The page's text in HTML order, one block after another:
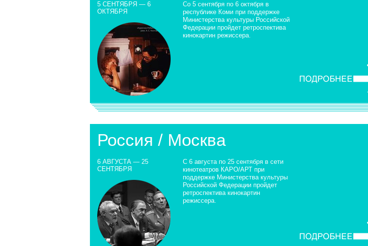
5 СЕНТЯБРЯ — 6
ОКТЯБРЯ
Со 5 сентября по 6 октября в
республике Коми при поддержке
Министерства культуры Российской
Федерации пройдет ретроспектива
кинокартин режиссера.
Россия / Москва
6 АВГУСТА — 25
СЕНТЯБРЯ
С 6 августа по 25 сентября в сети
кинотеатров КАРО/АРТ при
поддержке Министерства культуры
Российской Федерации пройдет
ретроспектива кинокартин
режиссера.